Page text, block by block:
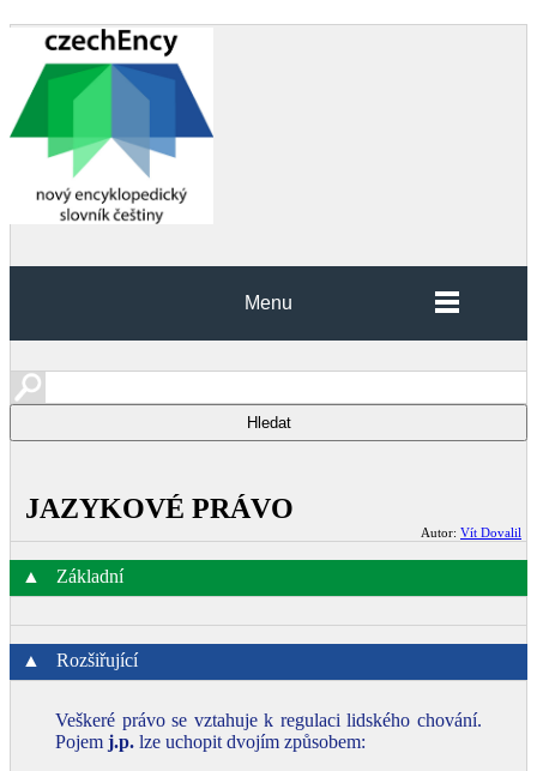
Menu
JAZYKOVÉ PRÁVO
Autor: Vít Dovalil
▲ Základní
▲ Rozšiřující
Veškeré právo se vztahuje k regulaci lidského chování.
Pojem j.p. lze uchopit dvojím způsobem: